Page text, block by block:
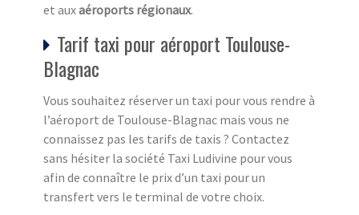
et auxaéroports régionaux.
Tarif taxi pour aéroport Toulouse-
Blagnac
Vous souhaitez réserver un taxi pour vous rendre à
l’aéroport de Toulouse-Blagnac mais vous ne
connaissez pas les tarifs de taxis ? Contactez
sans hésiter la société Taxi Ludivine pour vous
afin de connaître le prix d’un taxi pour un
transfert vers le terminal de votre choix.